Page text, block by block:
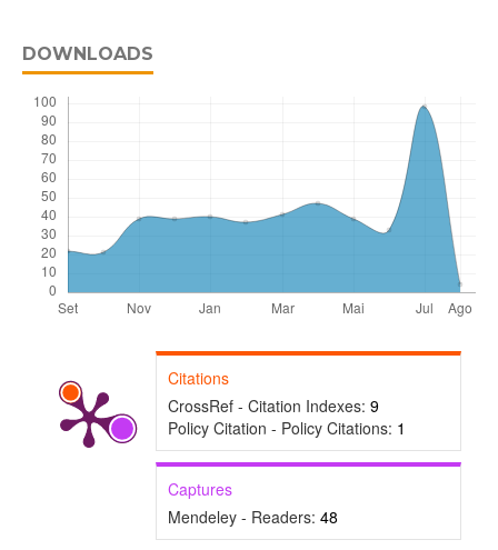
DOWNLOADS
Citations
CrossRef - Citation Indexes: 9
Policy Citation - Policy Citations: 1
Captures
Mendeley - Readers: 48